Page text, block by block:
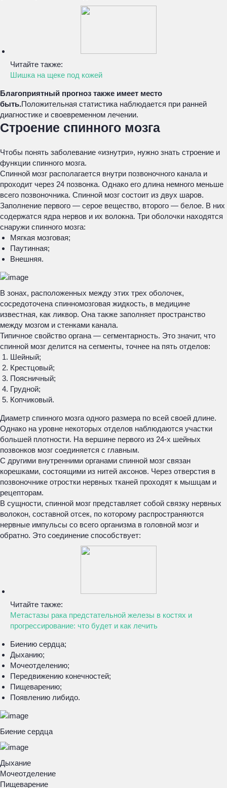
Читайте также:
Шишка на щеке под кожей
Благоприятный прогноз также имеет место
быть.Положительная статистика наблюдается при ранней
диагностике и своевременном лечении.
Строение спинного мозга
Чтобы понять заболевание «изнутри», нужно знать строение и
функции спинного мозга.
Спинной мозг располагается внутри позвоночного канала и
проходит через 24 позвонка. Однако его длина немного меньше
всего позвоночника. Спинной мозг состоит из двух шаров.
Заполнение первого — серое вещество, второго — белое. В них
содержатся ядра нервов и их волокна. Три оболочки находятся
снаружи спинного мозга:
Мягкая мозговая;
Паутинная;
Внешняя.
В зонах, расположенных между этих трех оболочек,
сосредоточена спинномозговая жидкость, в медицине
известная, как ликвор. Она также заполняет пространство
между мозгом и стенками канала.
Типичное свойство органа — сегментарность. Это значит, что
спинной мозг делится на сегменты, точнее на пять отделов:
Шейный;
Крестцовый;
Поясничный;
Грудной;
Копчиковый.
Диаметр спинного мозга одного размера по всей своей длине.
Однако на уровне некоторых отделов наблюдаются участки
большей плотности. На вершине первого из 24-х шейных
позвонков мозг соединяется с главным.
С другими внутренними органами спинной мозг связан
корешками, состоящими из нитей аксонов. Через отверстия в
позвоночнике отростки нервных тканей проходят к мышцам и
рецепторам.
В сущности, спинной мозг представляет собой связку нервных
волокон, составной отсек, по которому распространяются
нервные импульсы со всего организма в головной мозг и
обратно. Это соединение способствует:
Читайте также:
Метастазы рака предстательной железы в костях и
прогрессирование: что будет и как лечить
Биению сердца;
Дыханию;
Мочеотделению;
Передвижению конечностей;
Пищеварению;
Появлению либидо.
Биение сердца
Дыхание
Мочеотделение
Пищеварение